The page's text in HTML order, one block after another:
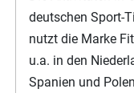
deutschen Sport-
nutzt die Marke
u.a. in den
Spanien und